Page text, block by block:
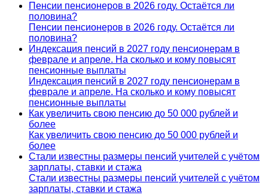
Пенсии пенсионеров в 2026 году. Остаётся ли
половина?
Пенсии пенсионеров в 2026 году. Остаётся ли
половина?
Индексация пенсий в 2027 году пенсионерам в
феврале и апреле. На сколько и кому повысят
пенсионные выплаты
Индексация пенсий в 2027 году пенсионерам в
феврале и апреле. На сколько и кому повысят
пенсионные выплаты
Как увеличить свою пенсию до 50 000 рублей и
более
Как увеличить свою пенсию до 50 000 рублей и
более
Стали известны размеры пенсий учителей с учётом
зарплаты, ставки и стажа
Стали известны размеры пенсий учителей с учётом
зарплаты, ставки и стажа